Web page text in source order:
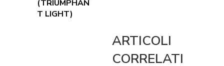
(TRIUMPHAN
T LIGHT)
ARTICOLI
CORRELATI